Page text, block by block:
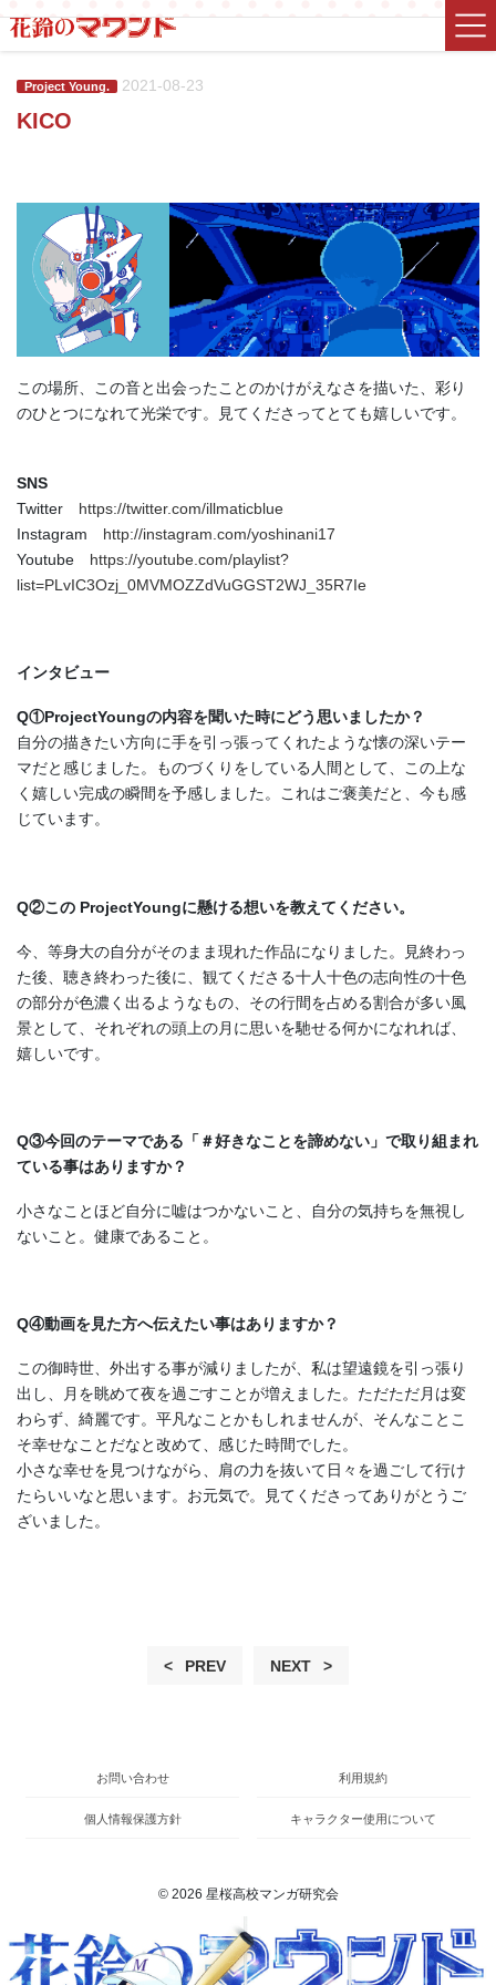
ン
ビ
Project Young. 2021-08-23
KICO
この場所、この音と出会ったことのかけがえなさを描いた、彩り
のひとつになれて光栄です。見てくださってとても嬉しいです。
SNS
Twitter https://twitter.com/illmaticblue
Instagram http://instagram.com/yoshinani17
Youtube https://youtube.com/playlist?
list=PLvIC3Ozj_0MVMOZZdVuGGST2WJ_35R7Ie
インタビュー
Q①ProjectYoungの内容を聞いた時にどう思いましたか？
自分の描きたい方向に手を引っ張ってくれたような懐の深いテー
マだと感じました。ものづくりをしている人間として、この上な
く嬉しい完成の瞬間を予感しました。これはご褒美だと、今も感
じています。
Q②この ProjectYoungに懸ける想いを教えてください。
今、等身大の自分がそのまま現れた作品になりました。見終わっ
た後、聴き終わった後に、観てくださる十人十色の志向性の十色
の部分が色濃く出るようなもの、その行間を占める割合が多い風
景として、それぞれの頭上の月に思いを馳せる何かになれれば、
嬉しいです。
Q③今回のテーマである「＃好きなことを諦めない」で取り組まれ
ている事はありますか？
小さなことほど自分に嘘はつかないこと、自分の気持ちを無視し
ないこと。健康であること。
Q④動画を見た方へ伝えたい事はありますか？
この御時世、外出する事が減りましたが、私は望遠鏡を引っ張り
出し、月を眺めて夜を過ごすことが増えました。ただただ月は変
わらず、綺麗です。平凡なことかもしれませんが、そんなことこ
そ幸せなことだなと改めて、感じた時間でした。
小さな幸せを見つけながら、肩の力を抜いて日々を過ごして行け
たらいいなと思います。お元気で。見てくださってありがとうご
ざいました。
PREV NEXT
お問い合わせ 利用規約
個人情報保護方針 キャラクター使用について
© 2026 星桜高校マンガ研究会